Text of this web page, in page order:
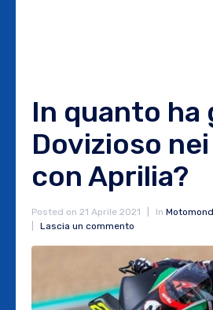
In quanto ha
Dovizioso
con Aprilia?
Posted on 21 Aprile 2021 In
Lascia un commento